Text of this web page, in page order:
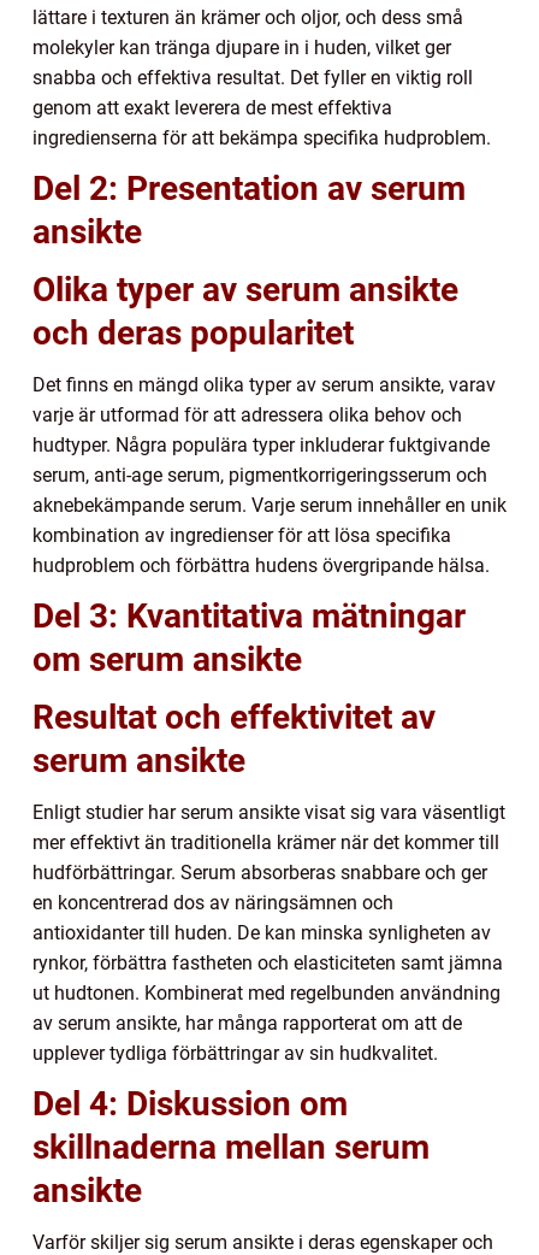
lättare i texturen än krämer och oljor, och dess små
molekyler kan tränga djupare in i huden, vilket ger
snabba och effektiva resultat. Det fyller en viktig roll
genom att exakt leverera de mest effektiva
ingredienserna för att bekämpa specifika hudproblem.
Del 2: Presentation av serum
ansikte
Olika typer av serum ansikte
och deras popularitet
Det finns en mängd olika typer av serum ansikte, varav
varje är utformad för att adressera olika behov och
hudtyper. Några populära typer inkluderar fuktgivande
serum, anti-age serum, pigmentkorrigeringsserum och
aknebekämpande serum. Varje serum innehåller en unik
kombination av ingredienser för att lösa specifika
hudproblem och förbättra hudens övergripande hälsa.
Del 3: Kvantitativa mätningar
om serum ansikte
Resultat och effektivitet av
serum ansikte
Enligt studier har serum ansikte visat sig vara väsentligt
mer effektivt än traditionella krämer när det kommer till
hudförbättringar. Serum absorberas snabbare och ger
en koncentrerad dos av näringsämnen och
antioxidanter till huden. De kan minska synligheten av
rynkor, förbättra fastheten och elasticiteten samt jämna
ut hudtonen. Kombinerat med regelbunden användning
av serum ansikte, har många rapporterat om att de
upplever tydliga förbättringar av sin hudkvalitet.
Del 4: Diskussion om
skillnaderna mellan serum
ansikte
Varför skiljer sig serum ansikte i deras egenskaper och